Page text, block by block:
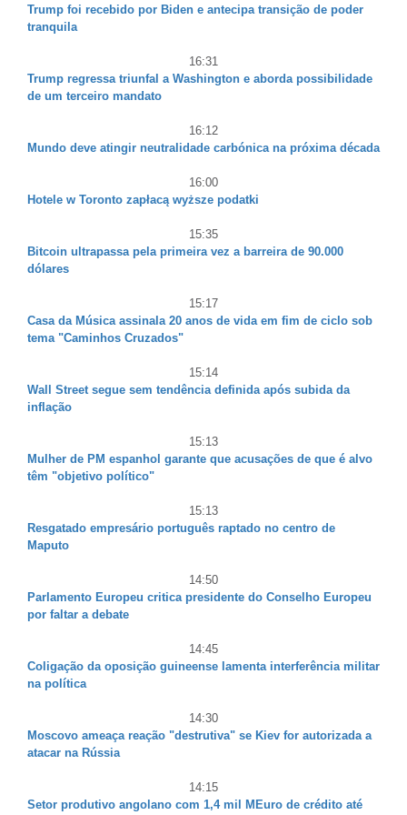
Trump foi recebido por Biden e antecipa transição de poder
tranquila
16:31
Trump regressa triunfal a Washington e aborda possibilidade
de um terceiro mandato
16:12
Mundo deve atingir neutralidade carbónica na próxima década
16:00
Hotele w Toronto zapłacą wyższe podatki
15:35
Bitcoin ultrapassa pela primeira vez a barreira de 90.000
dólares
15:17
Casa da Música assinala 20 anos de vida em fim de ciclo sob
tema "Caminhos Cruzados"
15:14
Wall Street segue sem tendência definida após subida da
inflação
15:13
Mulher de PM espanhol garante que acusações de que é alvo
têm "objetivo político"
15:13
Resgatado empresário português raptado no centro de
Maputo
14:50
Parlamento Europeu critica presidente do Conselho Europeu
por faltar a debate
14:45
Coligação da oposição guineense lamenta interferência militar
na política
14:30
Moscovo ameaça reação "destrutiva" se Kiev for autorizada a
atacar na Rússia
14:15
Setor produtivo angolano com 1,4 mil MEuro de crédito até